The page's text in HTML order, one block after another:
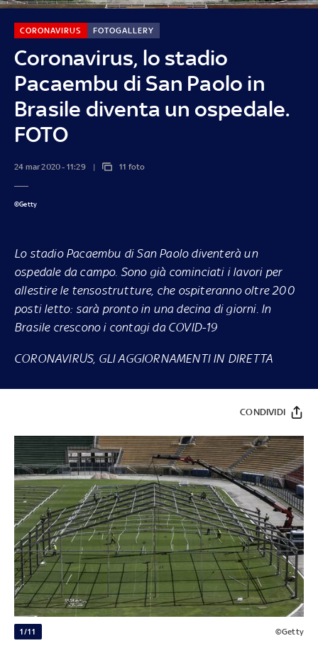
Coronavirus, lo stadio
Pacaembu di San Paolo in
Brasile diventa un ospedale.
FOTO
CORONAVIRUS FOTOGALLERY
24 mar 2020 - 11:29 11 foto
©Getty
Lo stadio Pacaembu di San Paolo diventerà un
ospedale da campo. Sono già cominciati i lavori per
allestire le tensostrutture, che ospiteranno oltre 200
posti letto: sarà pronto in una decina di giorni. In
Brasile crescono i contagi da COVID-19
CORONAVIRUS, GLI AGGIORNAMENTI IN DIRETTA
CONDIVIDI
1/11 ©Getty